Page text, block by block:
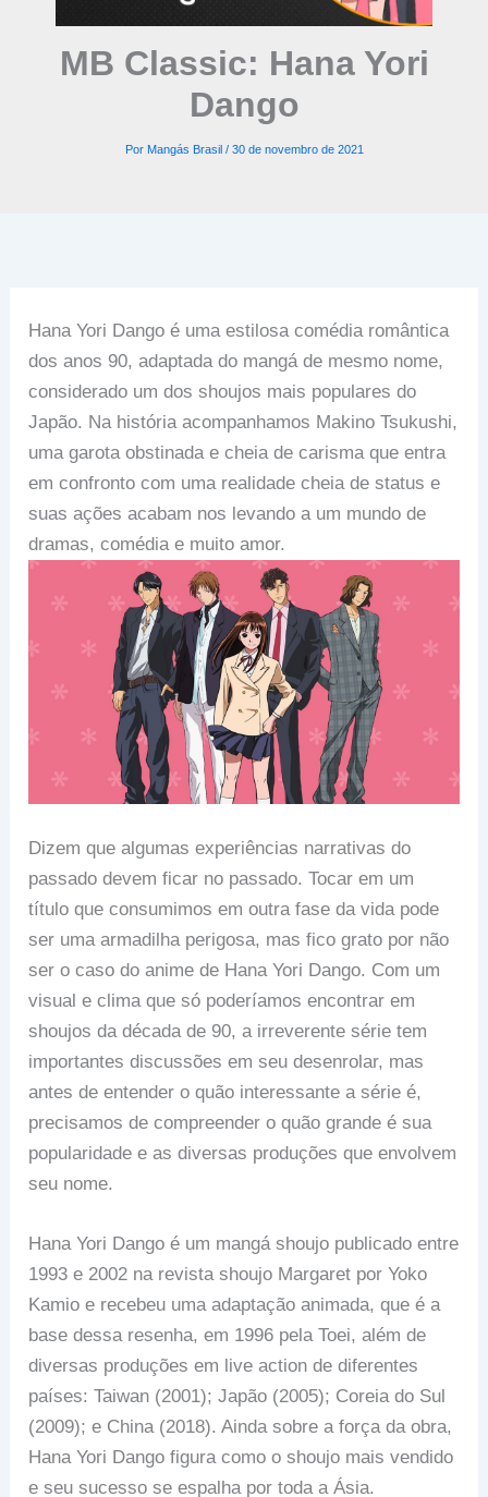
MB Classic: Hana Yori
Dango
Por Mangás Brasil / 30 de novembro de 2021
Hana Yori Dango é uma estilosa comédia romântica
dos anos 90, adaptada do mangá de mesmo nome,
considerado um dos shoujos mais populares do
Japão. Na história acompanhamos Makino Tsukushi,
uma garota obstinada e cheia de carisma que entra
em confronto com uma realidade cheia de status e
suas ações acabam nos levando a um mundo de
dramas, comédia e muito amor.
Dizem que algumas experiências narrativas do
passado devem ficar no passado. Tocar em um
título que consumimos em outra fase da vida pode
ser uma armadilha perigosa, mas fico grato por não
ser o caso do anime de Hana Yori Dango. Com um
visual e clima que só poderíamos encontrar em
shoujos da década de 90, a irreverente série tem
importantes discussões em seu desenrolar, mas
antes de entender o quão interessante a série é,
precisamos de compreender o quão grande é sua
popularidade e as diversas produções que envolvem
seu nome.
Hana Yori Dango é um mangá shoujo publicado entre
1993 e 2002 na revista shoujo Margaret por Yoko
Kamio e recebeu uma adaptação animada, que é a
base dessa resenha, em 1996 pela Toei, além de
diversas produções em live action de diferentes
países: Taiwan (2001); Japão (2005); Coreia do Sul
(2009); e China (2018). Ainda sobre a força da obra,
Hana Yori Dango figura como o shoujo mais vendido
e seu sucesso se espalha por toda a Ásia.